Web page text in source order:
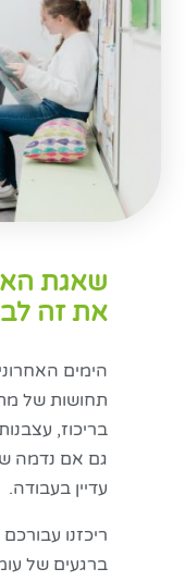
שאגת
את זה
הימים
תחושות של
בריכוז,
גם אם נדמה
עדיין בעבודה.
ריכזנו
ברגעים של